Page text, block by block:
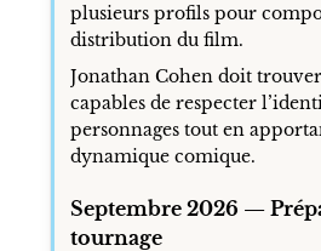
plusieurs profils pour
distribution du film.
Jonathan Cohen doit
capables de respecter
personnages tout en
dynamique comique.
Septembre 2026 —
tournage